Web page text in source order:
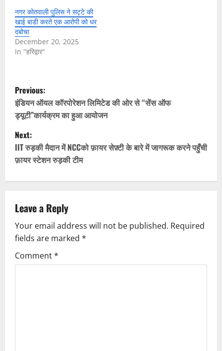
नगर कोतवाली पुलिस ने सट्टे की
खाई बाडी करते एक आरोपी को धर
दबोचा
December 20, 2025
In "हरिद्वार"
P
o
s
t
n
v
i
g
Previous:
इंडियन ऑयल कॉरपोरेशन लिमिटेड की ओर से “सेंस ऑफ
ड्यूटी”कार्यक्रम का हुआ आयोजन
Next:
IIT रुड़की मैदान में NCCको फ़ायर सेफ़्टी के बारे में जागरूक करने पहुँची
फ़ायर स्टेशन रुड़की टीम
Leave a Reply
Your email address will not be published. Required
fields are marked *
Comment*